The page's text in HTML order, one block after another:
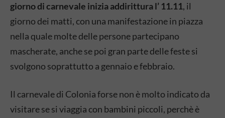
giorno di carnevale inizia addirittura l’ 11.11, il
giorno dei matti, con una manifestazione in piazza
nella quale molte delle persone partecipano
mascherate, anche se poi gran parte delle feste si
svolgono soprattutto a gennaio e febbraio.
Il carnevale di Colonia forse non è molto indicato da
visitare se si viaggia con bambini piccoli, perchè è